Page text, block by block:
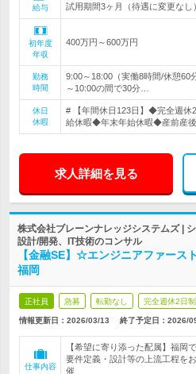
給与
試用期間3ヶ月（待遇に変更なし
初年度
年収
400万円～600万円
勤務
時間
9:00～18:00（実働8時間/休憩
～10:00の間で30分…
休日
休暇
# 【年間休日123日】◆完全週
給休暇◆年末年始休暇◆産前産
求人詳細を見る
株式会社ブレーンナレッジシステムズ |
設計/開発、IT技術のコンサル
【金融SE】☆エンジニアファー
福岡
正社員 急募 転勤なし 完全週休2日制
情報更新日：2026/03/13 終了予定日： 2026/
仕事内容
【希望に寄り添った配属】福岡
要件定義・設計等の上流工程を
催